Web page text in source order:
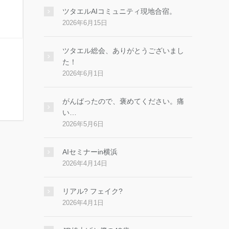
ツタエルAIコミュニティ現地合宿。
2026年6月15日
ツタエル総会、ありがとうございまし
た！
2026年6月1日
がんばったので、褒めてください。痛
い…
2026年5月6日
AIセミナーin横浜
2026年4月14日
リアル? フェイク?
2026年4月1日